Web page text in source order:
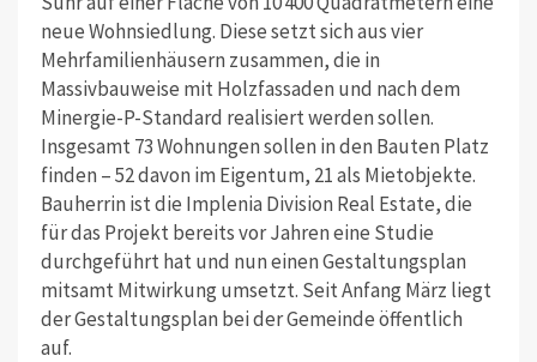
neue Wohnsiedlung. Diese setzt sich aus vier
Mehrfamilienhäusern zusammen, die in
Massivbauweise mit Holzfassaden und nach dem
Minergie-P-Standard realisiert werden sollen.
Insgesamt 73 Wohnungen sollen in den Bauten Platz
finden – 52 davon im Eigentum, 21 als Mietobjekte.
Bauherrin ist die Implenia Division Real Estate, die
für das Projekt bereits vor Jahren eine Studie
durchgeführt hat und nun einen Gestaltungsplan
mitsamt Mitwirkung umsetzt. Seit Anfang März liegt
der Gestaltungsplan bei der Gemeinde öffentlich
auf.